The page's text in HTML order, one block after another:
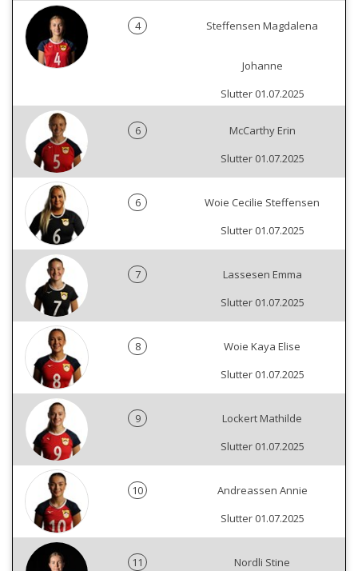
4 Steffensen Magdalena
Johanne
Slutter 01.07.2025
6
McCarthy Erin
Slutter 01.07.2025
6
Woie Cecilie Steffensen
Slutter 01.07.2025
7
Lassesen Emma
Slutter 01.07.2025
8
Woie Kaya Elise
Slutter 01.07.2025
9
Lockert Mathilde
Slutter 01.07.2025
10
Andreassen Annie
Slutter 01.07.2025
11
Nordli Stine